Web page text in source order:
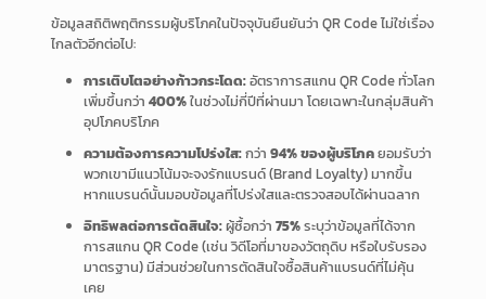
ข้อมูลสถิติพฤติกรรมผู้บริโภคในปัจจุบันยืนยันว่า QR Code ไม่ใช่เรื่อง
ไกลตัวอีกต่อไป:
การเติบโตอย่างก้าวกระโดด:อัตราการสแกน QR Code ทั่วโลก
เพิ่มขึ้นกว่า 400%ในช่วงไม่กี่ปีที่ผ่านมา โดยเฉพาะในกลุ่มสินค้า
อุปโภคบริโภค
ความต้องการความโปร่งใส:กว่า 94% ของผู้บริโภคยอมรับว่า
พวกเขามีแนวโน้มจะจงรักแบรนด์ (Brand Loyalty) มากขึ้น
หากแบรนด์นั้นมอบข้อมูลที่โปร่งใสและตรวจสอบได้ผ่านฉลาก
อิทธิพลต่อการตัดสินใจ:ผู้ซื้อกว่า 75%ระบุว่าข้อมูลที่ได้จาก
การสแกน QR Code (เช่น วิดีโอที่มาของวัตถุดิบ หรือใบรับรอง
มาตรฐาน) มีส่วนช่วยในการตัดสินใจซื้อสินค้าแบรนด์ที่ไม่คุ้น
เคย